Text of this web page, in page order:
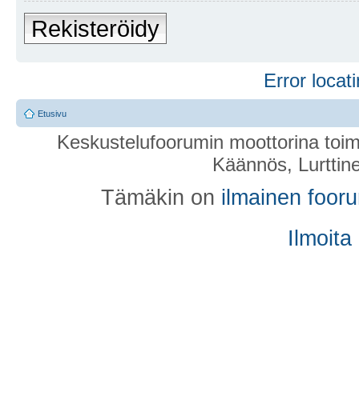
Rekisteröidy
Error
Etusivu
Keskustelufoorumin moottorina
Käännös,
Tämäkin on ilmainen